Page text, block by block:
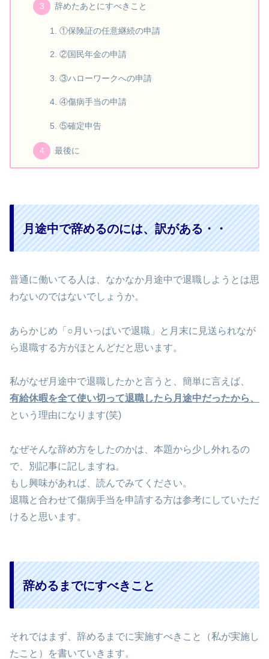
辞めたあとにすべきこと
①保険証の任意継続の申請
②国民年金の申請
③ハローワークへの申請
④傷病手当の申請
⑤確定申告
最後に
月途中で辞めるのには、訳がある・・
普通に働いてる人は、なかなか月途中で退職しようとは思
わないのではないでしょうか。
あらかじめ「○月いっぱいで退職」と月末に見送られなが
ら退職する方がほとんどだと思います。
私がなぜ月途中で退職したかと言うと、簡単に言えば、
有給休暇を全て使い切って退職したら月途中だったから、
という理由になります(笑)
なぜそんな辞め方をしたのかは、本題から少し外れるの
で、別記事に記しますね。
もし興味があれば、読んでみてください。
退職と合わせて傷病手当を申請する方は参考にしていただ
けると思います。
辞めるまでにすべきこと
それではまず、辞めるまでに実施すべきこと（私が実施し
たこと）を書いていきます。